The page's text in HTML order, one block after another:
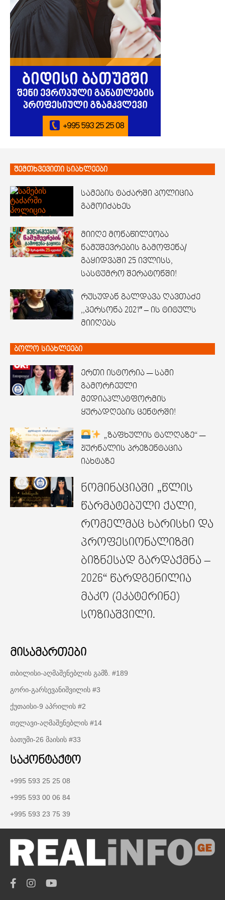
შემთხვევითი სიახლეები
სამების ტაძარში პოლიცია
გამოიძახეს
მიიღე მონაწილეობა
ნამუშევრების გამოფენა/
გაყიდვაში 25 ივლისს,
სასტუმრო შერატონში!
რუსუდან გალდავა ღავთაძე
,,პერსონა 2021″ – ის ტიტულს
მიიღებს
ბოლო სიახლეები
ერთი ისტორია — სამი
გამორჩეული
მედიაპლატფორმის
ყურადღების ცენტრში!
„ზაფხულის ტალღაზე“ —
ჟურნალის პრეზენტაცია
იახტაზე
ნომინაციაში „წლის
წარმატებული ქალი,
რომელმაც ხარისხი და
პროფესიონალიზმი
ბიზნესად გარდაქმნა –
2026“ წარდგენილია
მაკო (ეკატერინე)
სოზიაშვილი.
მისამართები
თბილისი-აღმაშენებლის გამზ. #189
გორი-გარსევანიშვილის #3
ქუთაისი-9 აპრილის #2
თელავი-აღმაშენებლის #14
ბათუმი-26 მაისის #33
საკონტაქტო
+995 593 25 25 08
+995 593 00 06 84
+995 593 23 75 39